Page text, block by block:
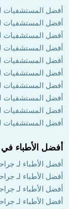
أفضل المستشفيات
أفضل المستشفيات
أفضل المستشفيات
أفضل المستشفيات
أفضل المستشفيات
أفضل المستشفيات
أفضل المستشفيات
أفضل المستشفيات
أفضل المستشفيات
أفضل المستشفيات لـ
أفضل الأطباء في
أفضل الأطباء لـ
أفضل الأطباء لـ
أفضل الأطباء لـ
أفضل الأطباء لـ